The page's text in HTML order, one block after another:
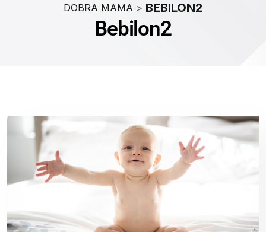
DOBRA MAMA > BEBILON2
Bebilon2